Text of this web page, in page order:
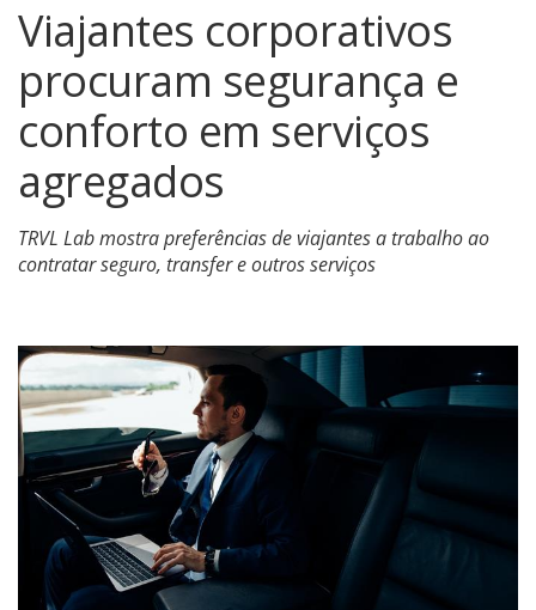
Viajantes corporativos
procuram segurança e
conforto em serviços
agregados
TRVL Lab mostra preferências de viajantes a trabalho ao
contratar seguro, transfer e outros serviços